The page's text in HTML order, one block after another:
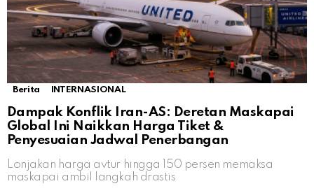
Berita INTERNASIONAL
Dampak Konflik Iran-AS: Deretan Maskapai
Global Ini Naikkan Harga Tiket &
Penyesuaian Jadwal Penerbangan
Lonjakan harga avtur hingga 150 persen memaksa
maskapai ambil langkah drastis